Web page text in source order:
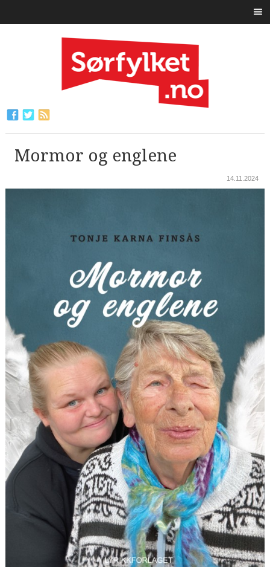
Mormor og englene
14.11.2024